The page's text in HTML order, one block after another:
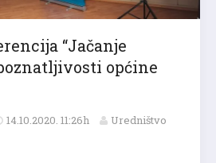
“Jačanje
općine
14.10.2020. 11:26h Uredništvo